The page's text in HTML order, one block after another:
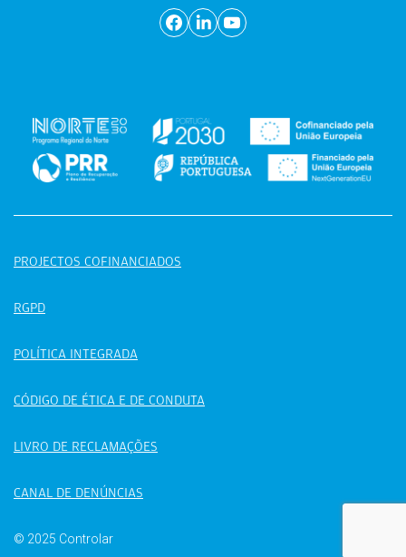
PROJECTOS COFINANCIADOS
RGPD
POLÍTICA INTEGRADA
CÓDIGO DE ÉTICA E DE CONDUTA
LIVRO DE RECLAMAÇÕES
CANAL DE DENÚNCIAS
© 2025 Controlar